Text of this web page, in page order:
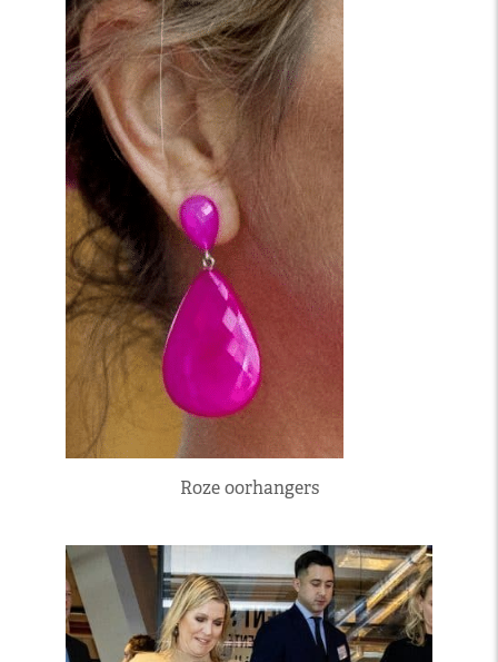
Roze oorhangers